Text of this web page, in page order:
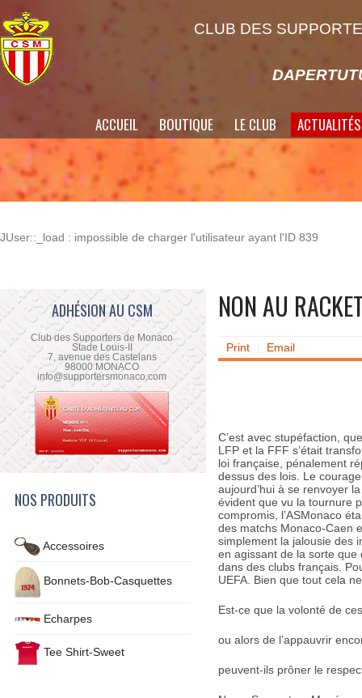
CLUB DES
ACCUEIL BOUTIQUE LE CLUB ACTUALITÉS
JUser::_load : impossible de charger l'utilisateur ayant l'ID 839
ADHÉSION AU CSM
Club des Supporters de Monaco
Stade Louis-II
7, avenue des Castelans
98000 MONACO
info@supportersmonaco.com
NOS PRODUITS
Accessoires
Bonnets-Bob-Casquettes
Echarpes
Tee Shirt-Sweet
NON AU
Print Email
C’est avec stupéfaction,
LFP et la FFF s’était
loi française, pénalement
dessus des lois. Le
aujourd’hui à se renvoyer
évident que vu la tournure
compromis, l’ASMonaco
des matchs Monaco-Caen
simplement la jalousie des
en agissant de la sorte que
dans des clubs français.
UEFA. Bien que tout cela
Est-ce que la volonté de
ou alors de l’appauvrir
peuvent-ils prôner le